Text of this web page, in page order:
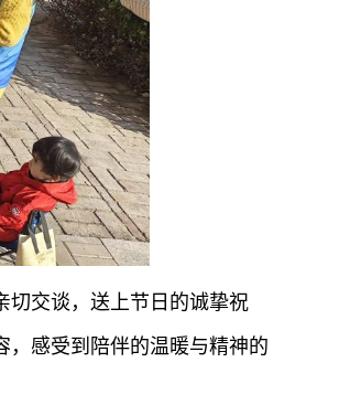
切交谈，送上节日的诚挚祝
，感受到陪伴的温暖与精神的